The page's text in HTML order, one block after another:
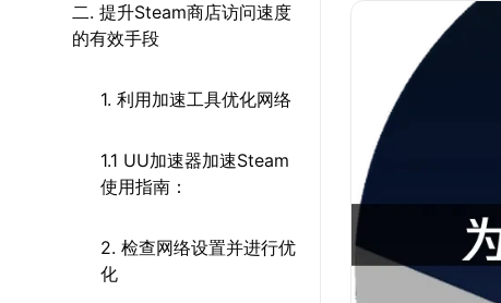
二. 提升Steam商店访问速度
的有效手段
1. 利用加速工具优化网络
1.1 UU加速器加速Steam
使用指南：
2. 检查网络设置并进行优
化